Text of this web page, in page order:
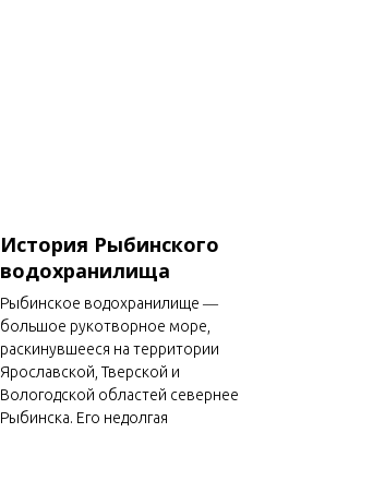
История Рыбинского
водохранилища
Рыбинское водохранилище ―
большое рукотворное море,
раскинувшееся на территории
Ярославской, Тверской и
Вологодской областей севернее
Рыбинска. Его недолгая